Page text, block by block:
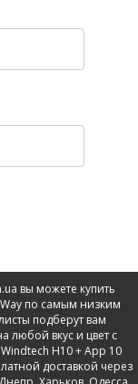
вы можете купить
по самым низким
подберут вам
любой вкус и цвет с
Windtech H10 + App 10
доставкой через